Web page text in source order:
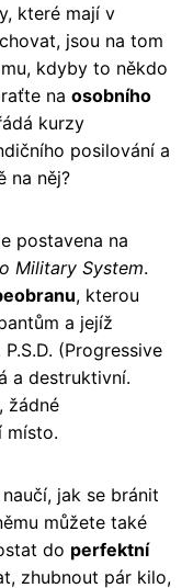
které mají v
jsou na tom
kdyby to někdo
na osobního
kurzy
posilování a
na něj?
postavena na
Military System.
, kterou
a jejíž
(Progressive
a destruktivní.
žádné
místo.
jak se bránit
můžete také
do perfektní
zhubnout pár kilo,